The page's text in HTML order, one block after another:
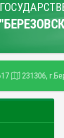
231306,